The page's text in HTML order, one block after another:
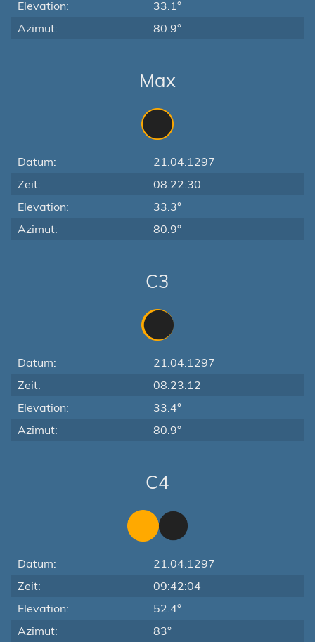
Elevation:
33.1°
Azimut:
80.9°
Max
Datum:
21.04.1297
Zeit:
08:22:30
Elevation:
33.3°
Azimut:
80.9°
C3
Datum:
21.04.1297
Zeit:
08:23:12
Elevation:
33.4°
Azimut:
80.9°
C4
Datum:
21.04.1297
Zeit:
09:42:04
Elevation:
52.4°
Azimut:
83°